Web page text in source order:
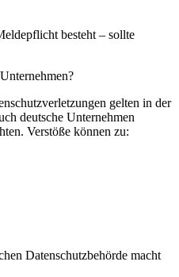
besteht – sollte
gelten in der
deutsche Unternehmen
Verstöße können zu:
Datenschutzbehörde macht